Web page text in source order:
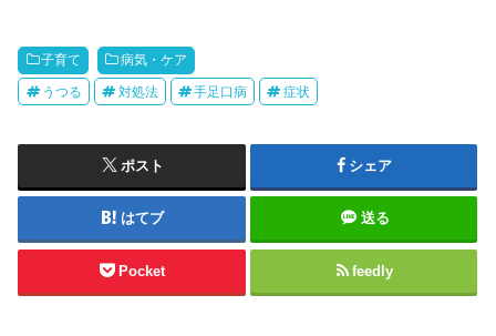
子育て 病気・ケア
うつる 対処法 手足口病 症状
ポスト シェア
はてブ 送る
Pocket feedly